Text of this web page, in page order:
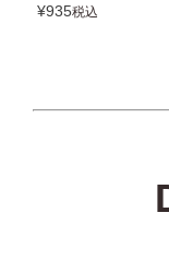
¥935税込